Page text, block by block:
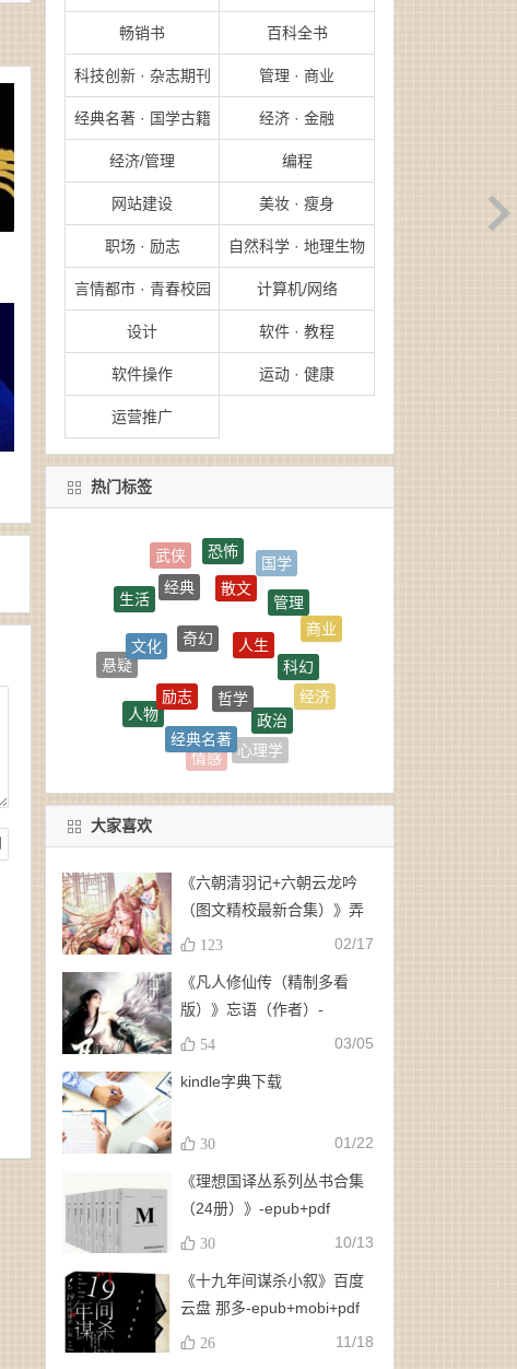
畅销书 百科全书
科技创新 · 杂志期刊 管理 · 商业
经典名著 · 国学古籍 经济 · 金融
经济/管理 编程
网站建设 美妆 · 瘦身
职场 · 励志 自然科学 · 地理生物
言情都市 · 青春校园 计算机/网络
设计 软件 · 教程
软件操作 运动 · 健康
运营推广
热门标签
恐怖
生活
经典
散文
管理
商业
悬疑
文化
奇幻
科幻
经济
战争
学习
励志
哲学
心理学
情感
经典名著
大家喜欢
《六朝清羽记+六朝云龙吟
（图文精校最新合集）》弄
玉、龙璇（作者）-
123 02/17
《凡人修仙传（精制多看
版）》忘语（作者）-
epub+mobi
54 03/05
kindle字典下载
30 01/22
《理想国译丛系列丛书合集
（24册）》-epub+pdf
30 10/13
《十九年间谋杀小叙》百度
云盘 那多-epub+mobi+pdf
26 11/18